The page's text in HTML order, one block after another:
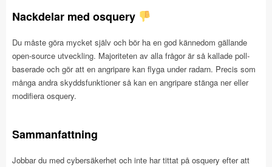
Nackdelar med osquery
Du måste göra mycket själv och bör ha en god kännedom gällande
open-source utveckling. Majoriteten av alla frågor är så kallade poll-
baserade och gör att en angripare kan flyga under radarn. Precis som
många andra skyddsfunktioner så kan en angripare stänga ner eller
modifiera osquery.
Sammanfattning
Jobbar du med cybersäkerhet och inte har tittat på osquery efter att